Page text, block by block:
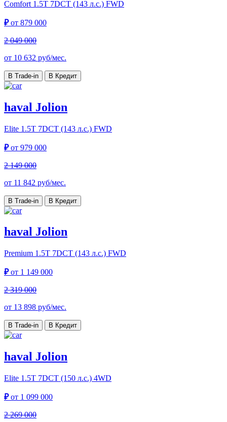
Comfort 1.5T 7DCT (143 л.с.) FWD
₽от 879 000
2 049 000
от 10 632 руб/мес.
В Trade-in В Кредит
haval Jolion
Elite 1.5T 7DCT (143 л.с.) FWD
₽от 979 000
2 149 000
от 11 842 руб/мес.
В Trade-in В Кредит
haval Jolion
Premium 1.5T 7DCT (143 л.с.) FWD
₽от 1 149 000
2 319 000
от 13 898 руб/мес.
В Trade-in В Кредит
haval Jolion
Elite 1.5T 7DCT (150 л.с.) 4WD
₽от 1 099 000
2 269 000